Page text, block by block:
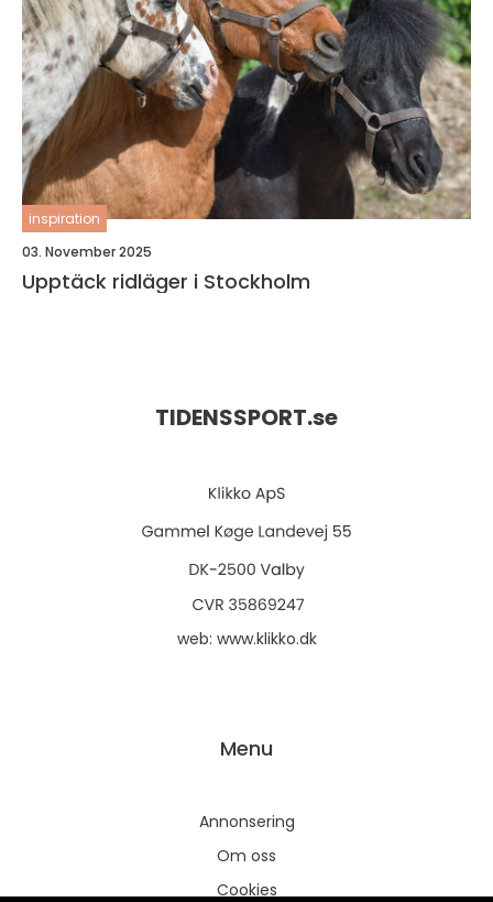
inspiration
03. November 2025
Upptäck ridläger i Stockholm
TIDENSSPORT.se
web: www.klikko.dk
Menu
Annonsering
Om oss
Cookies